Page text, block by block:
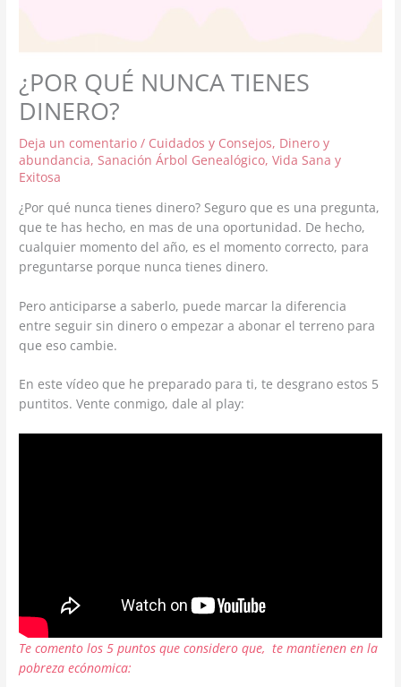
¿POR QUÉ NUNCA TIENES
DINERO?
Deja un comentario / Cuidados y Consejos, Dinero y
abundancia, Sanación Árbol Genealógico,Vida Sana y
Exitosa
¿Por qué nunca tienes dinero? Seguro que es una pregunta,
que te has hecho, en mas de una oportunidad. De hecho,
cualquier momento del año, es el momento correcto, para
preguntarse porque nunca tienes dinero.
Pero anticiparse a saberlo, puede marcar la diferencia
entre seguir sin dinero o empezar a abonar el terreno para
que eso cambie.
En este vídeo que he preparado para ti, te desgrano estos 5
puntitos. Vente conmigo, dale al play:
Te comento los 5 puntos que considero que, te mantienen en la
pobreza ecónomica: